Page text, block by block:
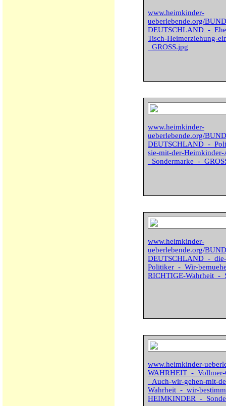
www.heimkinder-
ueberlebende.org/
DEUTSCHLAND_-
Tisch-Heimerziehung-
_GROSS.jpg
www.heimkinder-
ueberlebende.org/
DEUTSCHLAND_-
sie-mit-der-
_Sondermarke_-
www.heimkinder-
ueberlebende.org/
DEUTSCHLAND_-
Politiker_-_Wir-
RICHTIGE-Wahrheit_-
www.heimkinder-
WAHRHEIT_-
_Auch-wir-gehen-mit-
Wahrheit_-_wir-
HEIMKINDER_-